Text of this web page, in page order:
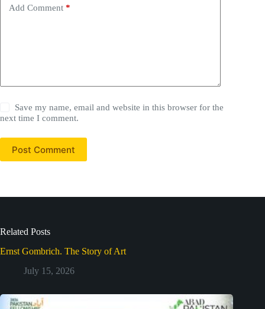
Add Comment *
Save my name, email and website in this browser for the
next time I comment.
Post Comment
Related Posts
Ernst Gombrich. The Story of Art
July 15, 2026